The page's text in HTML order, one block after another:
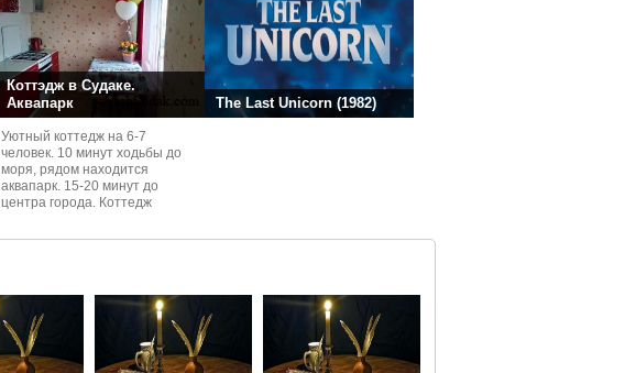
Коттэдж в Судаке.
Аквапарк
Уютный коттедж на 6-7
человек. 10 минут ходьбы до
моря, рядом находится
аквапарк. 15-20 минут до
центра города. Коттедж
The Last Unicorn (1982)